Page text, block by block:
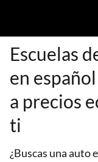
Escuelas
en
a precios
ti
¿Buscas una auto